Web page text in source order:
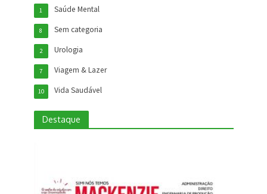
Saúde Mental
1
Sem categoria
8
Urologia
2
Viagem & Lazer
7
Vida Saudável
10
Destaque